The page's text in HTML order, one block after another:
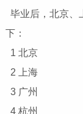
毕业后， 北京、
下：
1 北京
2 上海
3 广州
4 杭州